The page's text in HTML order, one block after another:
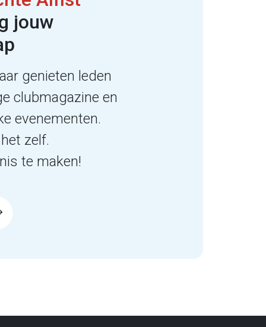
jouw
genieten leden
clubmagazine en
evenementen.
zelf.
te maken!